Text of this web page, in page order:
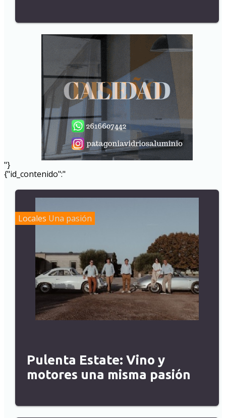
"}
{"id_contenido":"
Locales Una pasión
Pulenta Estate: Vino y
motores una misma pasión